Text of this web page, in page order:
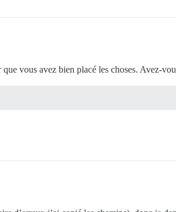
vous avez bien placé les choses. Avez-